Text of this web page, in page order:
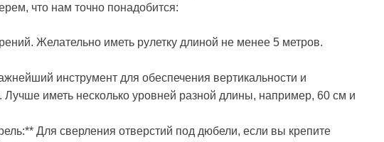
что нам точно понадобится:
Желательно иметь рулетку длиной не менее 5 метров.
инструмент для обеспечения вертикальности и
Лучше иметь несколько уровней разной длины, например, 60 см и
Для сверления отверстий под дюбели, если вы крепите